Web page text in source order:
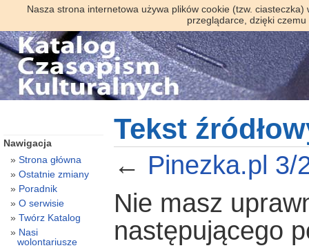
Nasza strona internetowa używa plików cookie (tzw.
przeglądarce, dzięki
Tekst
← Pinezka.pl 3/
Nie masz
następującego
Nawigacja
Strona główna
Ostatnie zmiany
Poradnik
O serwisie
Twórz Katalog
Nasi
wolontariusze